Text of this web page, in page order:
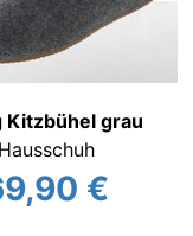
Kitzbühel grau
Hausschuh
€